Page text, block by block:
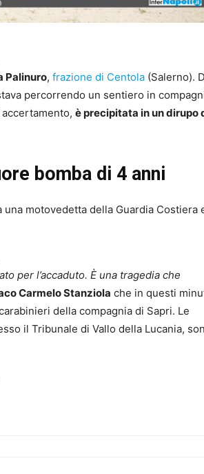
Palinuro, frazione di Centola (Salerno).
percorrendo un sentiero in
è precipitata in un dirupo
bomba di 4 anni
motovedetta della Guardia Costiera
per l’accaduto. È una tragedia che
Carmelo Stanziola che in questi
della compagnia di Sapri. Le
il Tribunale di Vallo della Lucania,